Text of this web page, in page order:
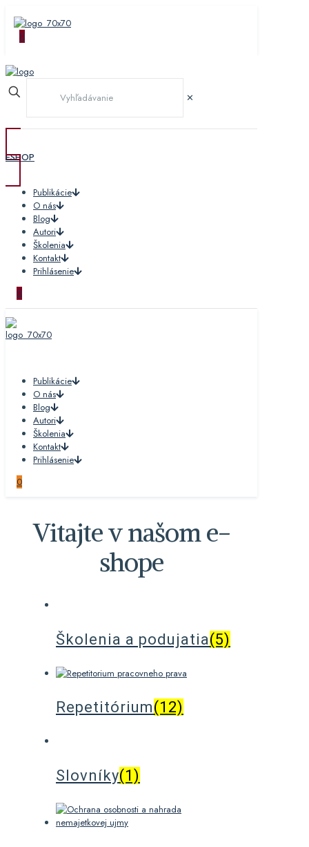
0
✕
ESHOP
Publikácie
O nás
Blog
Autori
Školenia
Kontakt
Prihlásenie
0
Publikácie
O nás
Blog
Autori
Školenia
Kontakt
Prihlásenie
0
Vitajte v našom e-
shope
Školenia a podujatia(5)
Repetitórium(12)
Slovníky(1)